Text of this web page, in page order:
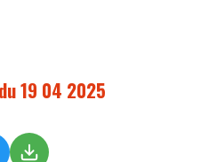
19 04 2025